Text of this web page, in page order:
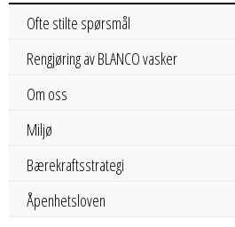
Ofte stilte spørsmål
Rengjøring av BLANCO vasker
Om oss
Miljø
Bærekraftsstrategi
Åpenhetsloven